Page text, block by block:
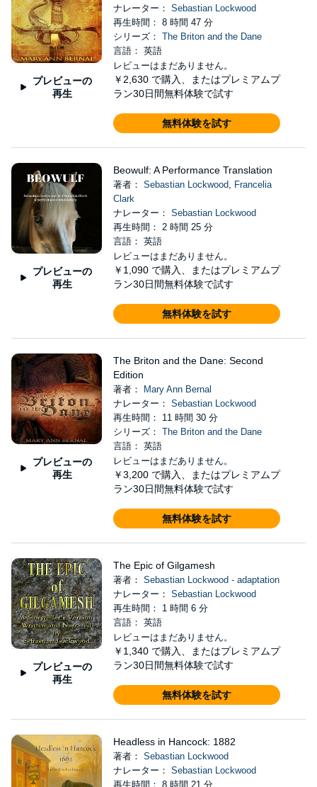
プレビューの
再生
ナレーター： Sebastian Lockwood
再生時間： 8 時間 47 分
シリーズ： The Briton and the Dane
言語： 英語
レビューはまだありません。
￥2,630 で購入、またはプレミアムプ
ラン30日間無料体験で試す
無料体験を試す
プレビューの
再生
Beowulf: A Performance Translation
著者： Sebastian Lockwood, Francelia
Clark
ナレーター： Sebastian Lockwood
再生時間： 2 時間 25 分
言語： 英語
レビューはまだありません。
￥1,090 で購入、またはプレミアムプ
ラン30日間無料体験で試す
無料体験を試す
プレビューの
再生
The Briton and the Dane: Second
Edition
著者：
Mary Ann Bernal
ナレーター： Sebastian Lockwood
再生時間： 11 時間 30 分
シリーズ： The Briton and the Dane
言語： 英語
レビューはまだありません。
￥3,200 で購入、またはプレミアムプ
ラン30日間無料体験で試す
無料体験を試す
プレビューの
再生
The Epic of Gilgamesh
著者： Sebastian Lockwood - adaptation
ナレーター： Sebastian Lockwood
再生時間： 1 時間 6 分
言語： 英語
レビューはまだありません。
￥1,340 で購入、またはプレミアムプ
ラン30日間無料体験で試す
無料体験を試す
Headless in Hancock: 1882
著者： Sebastian Lockwood
ナレーター： Sebastian Lockwood
再生時間： 8 時間 21 分